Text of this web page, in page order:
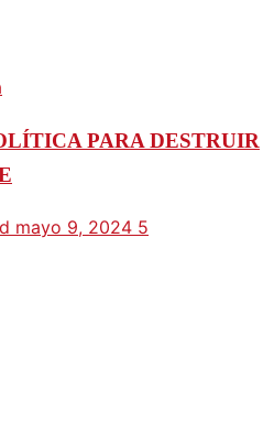
PARA DESTRUIR
mayo 9, 2024 5